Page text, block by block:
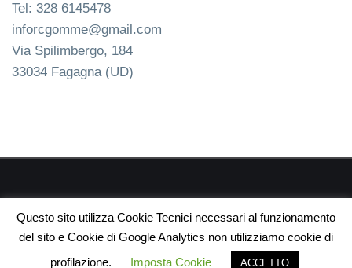
Tel: 328 6145478
inforcgomme@gmail.com
Via Spilimbergo, 184
33034 Fagagna (UD)
webdesign
Questo sito utilizza Cookie Tecnici necessari al funzionamento
del sito e Cookie di Google Analytics non utilizziamo cookie di
profilazione.
Imposta Cookie ACCETTO